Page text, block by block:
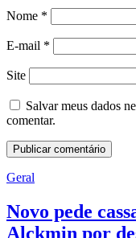
Nome *
E-mail *
Site
Salvar meus dados
comentar.
Geral
Novo pede
Alckmin por